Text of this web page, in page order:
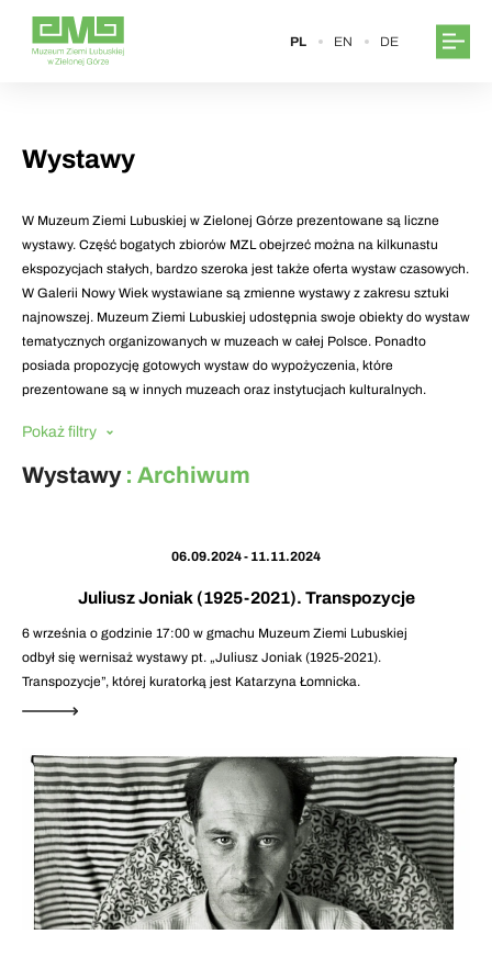
PL EN DE
Wystawy
W Muzeum Ziemi Lubuskiej w Zielonej Górze prezentowane są liczne
wystawy. Część bogatych zbiorów MZL obejrzeć można na kilkunastu
ekspozycjach stałych, bardzo szeroka jest także oferta wystaw czasowych.
W Galerii Nowy Wiek wystawiane są zmienne wystawy z zakresu sztuki
najnowszej. Muzeum Ziemi Lubuskiej udostępnia swoje obiekty do wystaw
tematycznych organizowanych w muzeach w całej Polsce. Ponadto
posiada propozycję gotowych wystaw do wypożyczenia, które
prezentowane są w innych muzeach oraz instytucjach kulturalnych.
Pokaż filtry
Wystawy : Archiwum
06.09.2024 - 11.11.2024
Juliusz Joniak (1925-2021). Transpozycje
6 września o godzinie 17:00 w gmachu Muzeum Ziemi Lubuskiej
odbył się wernisaż wystawy pt. „Juliusz Joniak (1925-2021).
Transpozycje”, której kuratorką jest Katarzyna Łomnicka.